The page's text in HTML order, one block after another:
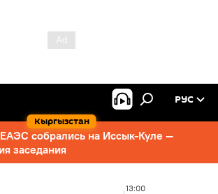
Кыргызстан
РУС
собрались на Иссык-Куле —
заседания
13:00